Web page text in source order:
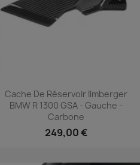
Aperçu rapide
Cache De Réservoir Ilmberger
BMW R 1300 GSA - Gauche -
Carbone
249,00 €